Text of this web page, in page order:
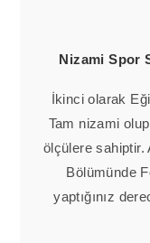
Nizami Spor
İkinci olarak
Tam nizami
ölçülere sahiptir.
Bölümünde
yaptığınız